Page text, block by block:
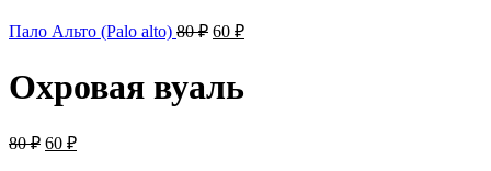
80 ₽.
Пало Альто (Palo alto) 80₽ Первоначальная
80 ₽.
60 ₽Текущая
Охровая вуаль
80₽ Первоначальная
60 ₽Текущая